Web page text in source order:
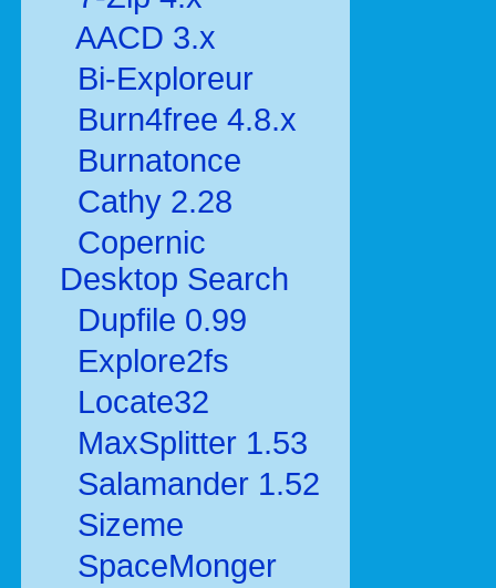
AACD 3.x
Bi-Exploreur
Burn4free 4.8.x
Burnatonce
Cathy 2.28
Copernic
Desktop Search
Dupfile 0.99
Explore2fs
Locate32
MaxSplitter 1.53
Salamander 1.52
Sizeme
SpaceMonger